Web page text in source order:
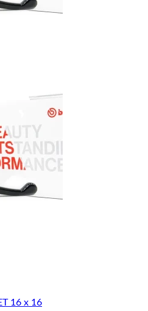
16 x 16